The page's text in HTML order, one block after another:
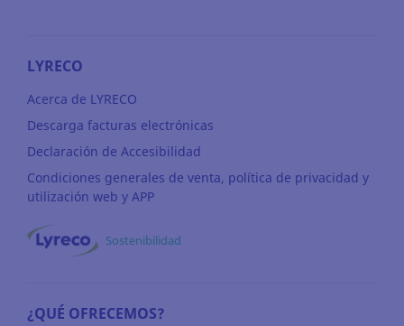
LYRECO
Acerca de LYRECO
Descarga facturas electrónicas
Declaración de Accesibilidad
Condiciones generales de venta, política de privacidad y
utilización web y APP
Sostenibilidad
¿QUÉ OFRECEMOS?